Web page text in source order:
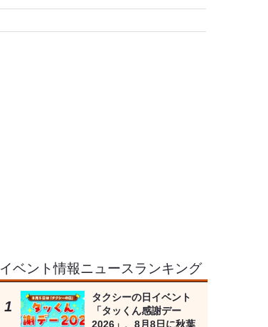
イベント情報ニュースランキング
タクシーの日イベント
「タッくん感謝デー
2026」、8月8日に秋葉